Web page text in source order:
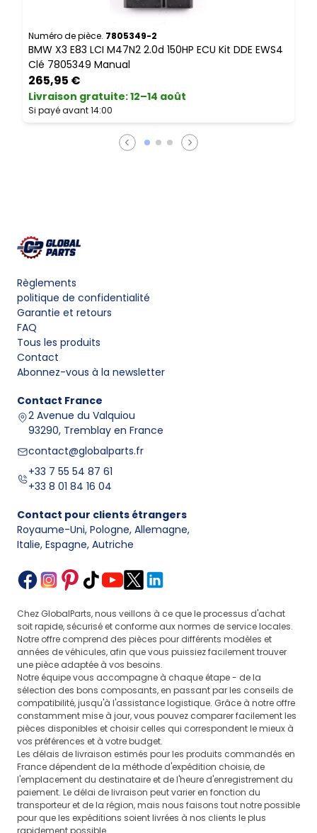
Numéro de pièce. 7805349-2
BMW X3 E83 LCI M47N2 2.0d 150HP ECU Kit DDE EWS4
Clé 7805349 Manual
265,95 €
Livraison gratuite:12–14 août
Si payé avant 14:00
Règlements
politique de confidentialité
Garantie et retours
FAQ
Tous les produits
Contact
Abonnez-vous à la newsletter
Contact France
2 Avenue du Valquiou
93290, Tremblay en France
contact@globalparts.fr
+33 7 55 54 87 61
+33 8 01 84 16 04
Contact pour clients étrangers
Royaume-Uni, Pologne, Allemagne,
Italie, Espagne, Autriche
Chez GlobalParts, nous veillons à ce que le processus d'achat
soit rapide, sécurisé et conforme aux normes de service locales.
Notre offre comprend des pièces pour différents modèles et
années de véhicules, afin que vous puissiez facilement trouver
une pièce adaptée à vos besoins.
Notre équipe vous accompagne à chaque étape - de la
sélection des bons composants, en passant par les conseils de
compatibilité, jusqu'à l'assistance logistique. Grâce à notre offre
constamment mise à jour, vous pouvez comparer facilement les
pièces disponibles et choisir celles qui correspondent le mieux à
vos préférences et à votre budget.
Les délais de livraison estimés pour les produits commandés en
France dépendent de la méthode d'expédition choisie, de
l'emplacement du destinataire et de l'heure d'enregistrement du
paiement. Le délai de livraison peut varier en fonction du
transporteur et de la région, mais nous faisons tout notre possible
pour que les expéditions soient livrées à nos clients le plus